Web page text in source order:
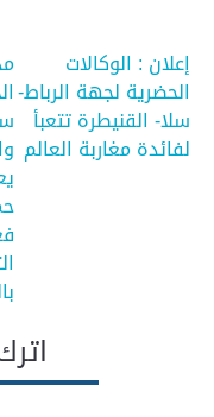
تصفّح
المقالات
إعلان : الوكالات
الحضرية لجهة الرباط-
سلا- القنيطرة تتعبأ
لفائدة مغاربة العالم